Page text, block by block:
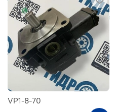
VP1-8-70